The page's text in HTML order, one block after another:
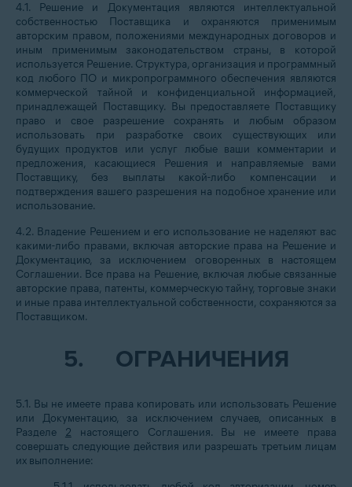
4.1. Решение и Документация являются интеллектуальной
собственностью Поставщика и охраняются применимым
авторским правом, положениями международных договоров и
иным применимым законодательством страны, в которой
используется Решение. Структура, организация и программный
код любого ПО и микропрограммного обеспечения являются
коммерческой тайной и конфиденциальной информацией,
принадлежащей Поставщику. Вы предоставляете Поставщику
право и свое разрешение сохранять и любым образом
использовать при разработке своих существующих или
будущих продуктов или услуг любые ваши комментарии и
предложения, касающиеся Решения и направляемые вами
Поставщику, без выплаты какой-либо компенсации и
подтверждения вашего разрешения на подобное хранение или
использование.
4.2. Владение Решением и его использование не наделяют вас
какими-либо правами, включая авторские права на Решение и
Документацию, за исключением оговоренных в настоящем
Соглашении. Все права на Решение, включая любые связанные
авторские права, патенты, коммерческую тайну, торговые знаки
и иные права интеллектуальной собственности, сохраняются за
Поставщиком.
5. ОГРАНИЧЕНИЯ
5.1. Вы не имеете права копировать или использовать Решение
или Документацию, за исключением случаев, описанных в
Разделе 2 настоящего Соглашения. Вы не имеете права
совершать следующие действия или разрешать третьим лицам
их выполнение: